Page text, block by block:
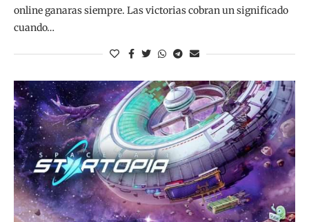
online ganaras siempre. Las victorias cobran un significado
cuando…